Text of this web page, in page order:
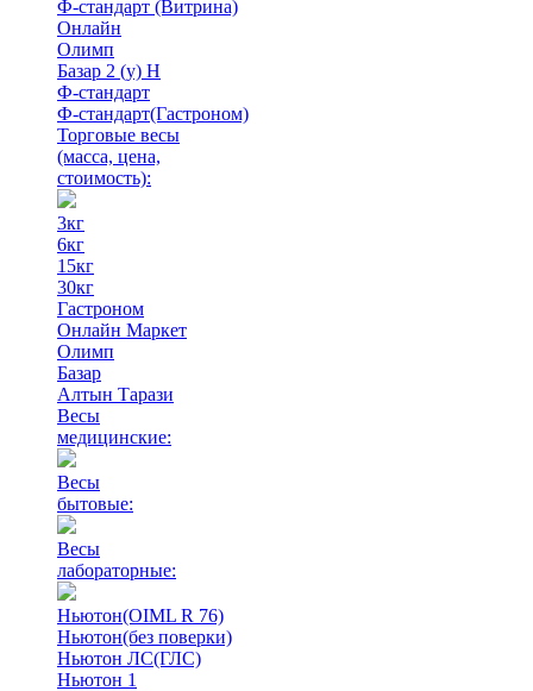
Ф-стандарт (Витрина)
Онлайн
Олимп
Базар 2 (у) Н
Ф-стандарт
Ф-стандарт(Гастроном)
Торговые весы
(масса, цена,
стоимость):
3кг
6кг
15кг
30кг
Гастроном
Онлайн Маркет
Олимп
Базар
Алтын Тарази
Весы
медицинские:
Весы
бытовые:
Весы
лабораторные:
Ньютон(OIML R 76)
Ньютон(без поверки)
Ньютон ЛС(ГЛС)
Ньютон 1